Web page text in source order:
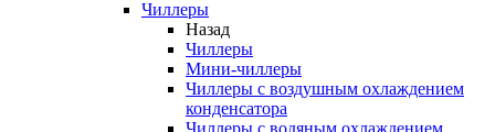
Чиллеры
Назад
Чиллеры
Мини-чиллеры
Чиллеры с воздушным охлаждением
конденсатора
Чиллеры с водяным охлаждением